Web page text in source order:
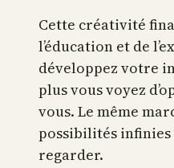
Cette créativité
l’éducation et de
développez votre
plus vous voyez
vous. Le même
possibilités
regarder.